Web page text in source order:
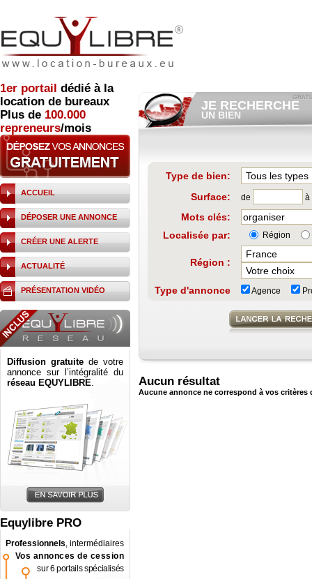
1er portail dédié à la
location de bureaux
Plus de 100.000
repreneurs/mois
ACCUEIL
DÉPOSER UNE ANNONCE
CRÉER UNE ALERTE
ACTUALITÉ
PRÉSENTATION VIDÉO
Diffusion gratuite de votre
annonce sur l’intégralité du
réseau EQUYLIBRE.
Equylibre PRO
Professionnels, intermédiaires
Vos annonces de cession
sur 6 portails spécialisés
JE RECHERCHE
UN BIEN
Consulter gratuitementles
RECHERCHER UNE
ANNONCE
Type de bien:
Surface:
de à
Mots clés:
Localisée par:
Région
Région :
Type d'annonce Agence
Aucun résultat
Aucune annonce ne correspond à vos critères